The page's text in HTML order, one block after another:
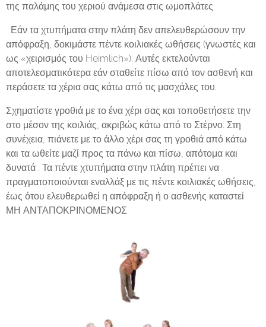
της παλάμης του χεριού ανάμεσα στις ωμοπλάτες
 Εάν τα χτυπήματα στην πλάτη δεν απελευθερώσουν την
απόφραξη, δοκιμάστε πέντε κοιλιακές ωθήσεις (γνωστές και
ως «χειρισμός του Heimlich»). Αυτές εκτελούνται
αποτελεσματικότερα εάν σταθείτε πίσω από τον ασθενή και
περάσετε τα χέρια σας κάτω από τις μασχάλες του.
Σχηματίστε γροθιά με το ένα χέρι σας και τοποθετήσετε την
στο μέσον της κοιλιάς, ακριβώς κάτω από το Στέρνο. Στη
συνέχεια, πιάνετε με το άλλο χέρι σας τη γροθιά από κάτω
και τα ωθείτε μαζί προς τα πάνω και πίσω, απότομα και
δυνατά . Τα πέντε χτυπήματα στην πλάτη πρέπει να
πραγματοποιούνται εναλλάξ με τις πέντε κοιλιακές ωθήσεις,
έως ότου ελευθερωθεί η απόφραξη ή ο ασθενής καταστεί
ΜΗ ΑΝΤΑΠΟΚΡΙΝΟΜΕΝΟΣ